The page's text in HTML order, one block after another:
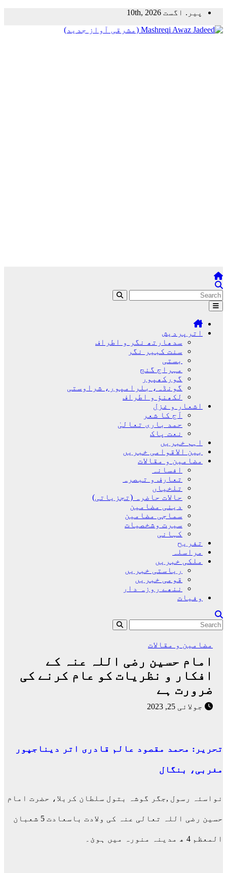
Skip
content
پیر. اگست 10th, 2026
اترپردیش
سدھارتھ نگر و اطراف
سنت کبیر نگر
بستی
مہراج گنج
گورکھپور
گونڈہ، بلرامپور، شراوستی
لکھنؤ و اطراف
اشعار و غزل
آج کا شعر
حمد باری تعالیٰ
نعت پاک
اہم خبریں
بین الاقوامی خبریں
مضامین و مقالات
افسانہ
تعارف و تبصرہ
تلخیاں
حالات حاضرہ (تجزیاتی)
دینی مضامین
سماجی مضامین
سیرت وشخصیات
کہانی
تفریح
مراسلہ
ملکی خبریں
ریاستی خبریں
قومی خبریں
ننھے روزہ دار
وفیات
مضامین و مقالات
امام حسین رضی اللہ عنہ کے
افکار و نظریات کو عام کرنے کی
ضرورت ہے
جولائی 25, 2023
تحریر: محمد مقصود عالم قادری اتر دیناجپور
مغربی، بنگال
نواسئہ رسول ,جگر گوشہ بتول سلطان کربلا، حضرت امام
حسین رضی اللہ تعالی عنہ کی ولادت باسعادت 5 شعبان
المعظم 4 ھ مدینہ منورہ میں ہوئ۔